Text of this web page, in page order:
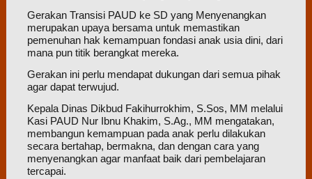
Gerakan Transisi PAUD ke SD yang Menyenangkan
merupakan upaya bersama untuk memastikan
pemenuhan hak kemampuan fondasi anak usia dini, dari
mana pun titik berangkat mereka.
Gerakan ini perlu mendapat dukungan dari semua pihak
agar dapat terwujud.
Kepala Dinas Dikbud Fakihurrokhim, S.Sos, MM melalui
Kasi PAUD Nur Ibnu Khakim, S.Ag., MM mengatakan,
membangun kemampuan pada anak perlu dilakukan
secara bertahap, bermakna, dan dengan cara yang
menyenangkan agar manfaat baik dari pembelajaran
tercapai.